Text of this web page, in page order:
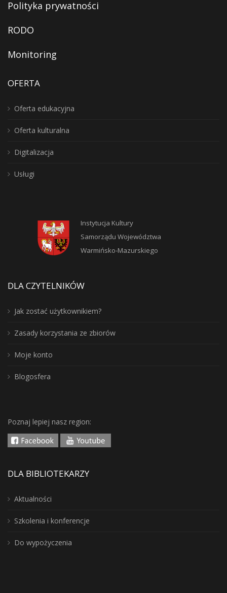
Polityka prywatności
RODO
Monitoring
OFERTA
Oferta edukacyjna
Oferta kulturalna
Digitalizacja
Usługi
Instytucja Kultury
Samorządu Województwa
Warmińsko-Mazurskiego
DLA CZYTELNIKÓW
Jak zostać użytkownikiem?
Zasady korzystania ze zbiorów
Moje konto
Blogosfera
Poznaj lepiej nasz region:
DLA BIBLIOTEKARZY
Aktualności
Szkolenia i konferencje
Do wypożyczenia